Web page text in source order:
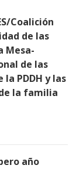
Coalición
de las
Mesa-
de las
la PDDH y las
la familia
año